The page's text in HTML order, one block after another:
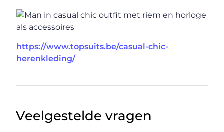
https://www.topsuits.be/casual-chic-
herenkleding/
Veelgestelde vragen